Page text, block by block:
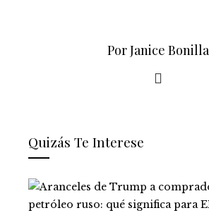
Por Janice Bonilla
Quizás Te Interese